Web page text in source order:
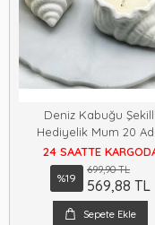
Deniz Kabuğu Şekilli
Hediyelik Mum 20
24 SAATTE
%19
699,90 TL
569,88 TL
Sepete Ekle